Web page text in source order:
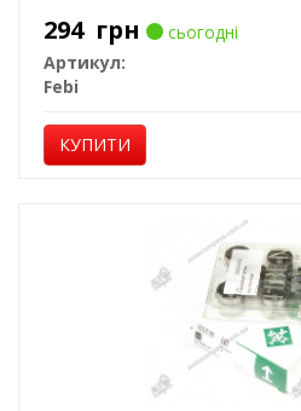
294 грн
сьогодні
Артикул:
Febi
КУПИТИ